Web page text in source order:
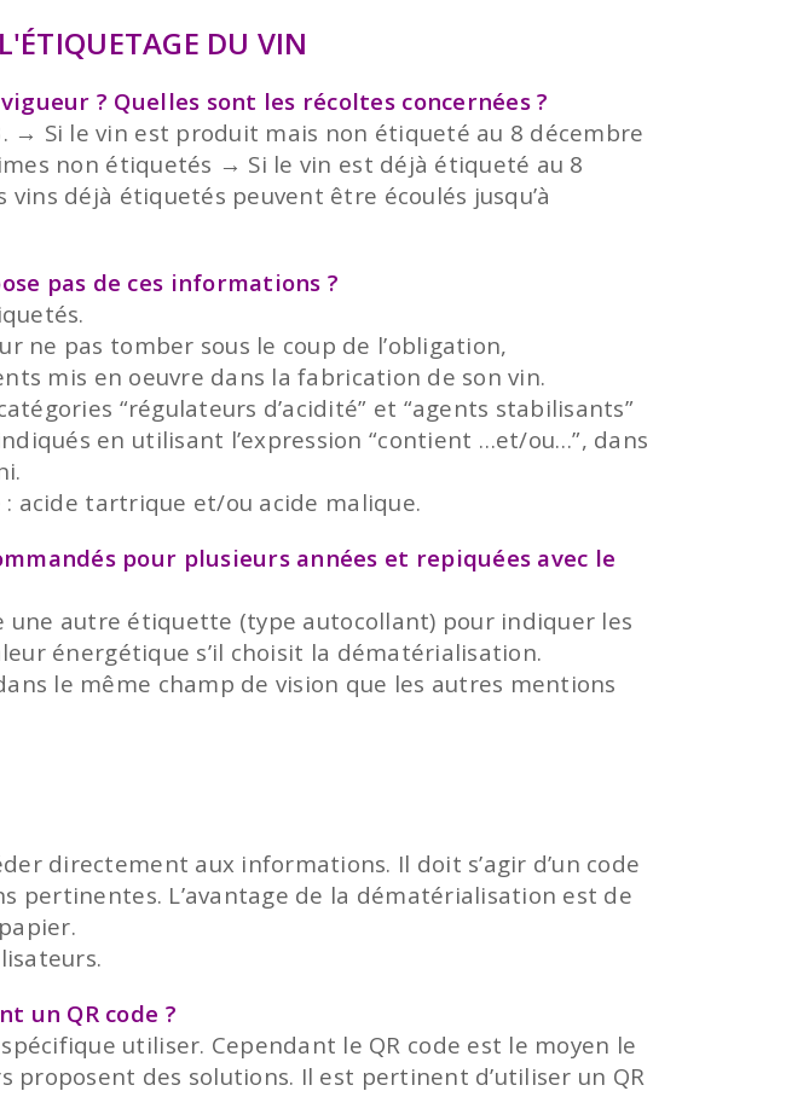
DU VIN
? Quelles sont les récoltes concernées ?
→ Si le vin est produit mais non étiqueté au 8 décembre
non étiquetés → Si le vin est déjà étiqueté au 8
déjà étiquetés peuvent être écoulés jusqu’à
pas de ces informations ?
ne pas tomber sous le coup de l’obligation,
mis en oeuvre dans la fabrication de son vin.
“régulateurs d’acidité” et “agents stabilisants”
en utilisant l’expression “contient …et/ou…”, dans
acide tartrique et/ou acide malique.
pour plusieurs années et repiquées avec le
une autre étiquette (type autocollant) pour indiquer les
énergétique s’il choisit la dématérialisation.
le même champ de vision que les autres mentions
directement aux informations. Il doit s’agir d’un code
L’avantage de la dématérialisation est de
un QR code ?
utiliser. Cependant le QR code est le moyen le
des solutions. Il est pertinent d’utiliser un QR